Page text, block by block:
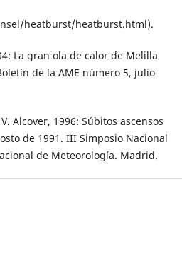
heatburst/heatburst.html).
La gran ola de calor de Melilla
de la AME número 5, julio
Alcover, 1996: Súbitos ascensos
de 1991. III Simposio Nacional
de Meteorología. Madrid.